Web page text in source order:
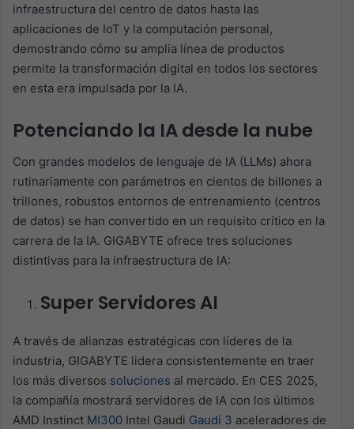
infraestructura del centro de datos hasta las
aplicaciones de IoT y la computación personal,
demostrando cómo su amplia línea de productos
permite la transformación digital en todos los sectores
en esta era impulsada por la IA.
Potenciando la IA desde la nube
Con grandes modelos de lenguaje de IA (LLMs) ahora
rutinariamente con parámetros en cientos de billones a
trillones, robustos entornos de entrenamiento (centros
de datos) se han convertido en un requisito crítico en la
carrera de la IA. GIGABYTE ofrece tres soluciones
distintivas para la infraestructura de IA:
Super Servidores AI
A través de alianzas estratégicas con líderes de la
industria, GIGABYTE lidera consistentemente en traer
los más diversos soluciones al mercado. En CES 2025,
la compañía mostrará servidores de IA con los últimos
AMD Instinct MI300 Intel Gaudi Gaudí 3 aceleradores de